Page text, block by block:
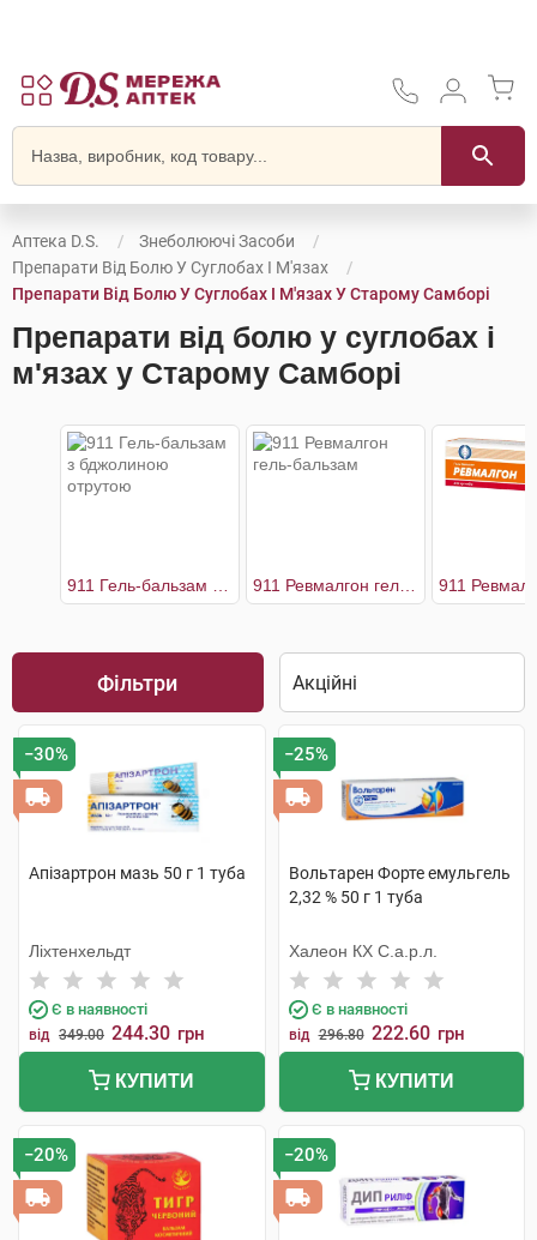
Аптека D.S.
Знеболюючі Засоби
Препарати Від Болю У Суглобах І М'язах
Препарати Від Болю У Суглобах І М'язах У Старому Самборі
Препарати від болю у суглобах і
м'язах у Старому Самборі
Фільтри
−30%
Апізартрон мазь 50 г 1 туба
Ліхтенхельдт
Є в наявності
від 349.00 244.30 грн
КУПИТИ
−25%
Вольтарен Форте емульгель
2,32 % 50 г 1 туба
Халеон КХ С.а.р.л.
Є в наявності
від 296.80 222.60 грн
КУПИТИ
−20% −20%